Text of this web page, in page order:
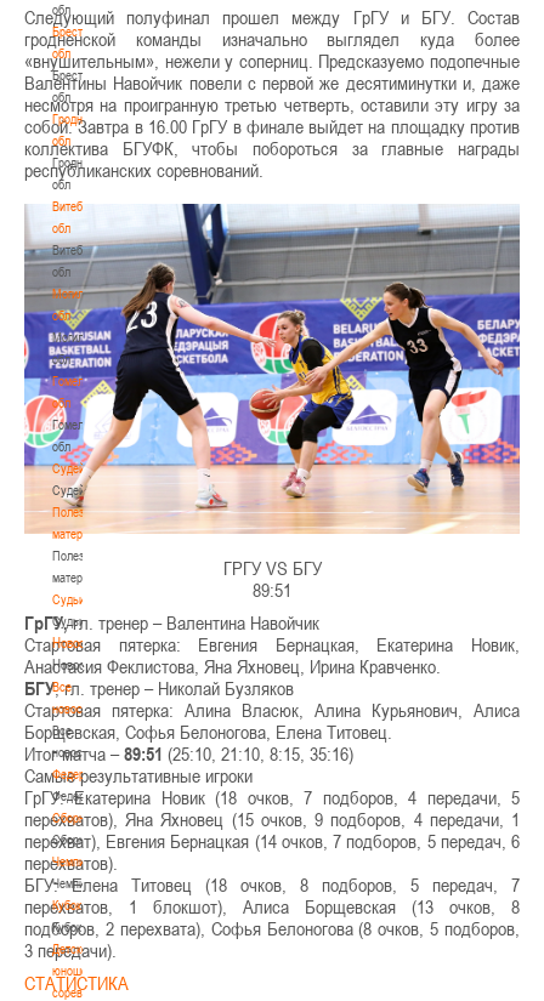
обл
Брестская
обл
Брестская
обл
Гродненская
обл
Гродненская
обл
Витебская
обл
Витебская
обл
Могилевская
обл
Могилевская
обл
Гомельская
обл
Гомельская
обл
Судейство
Судейство
Полезные
материалы
Полезные
материалы
Судьи
Судьи
Новости
Новости
Все
новости
Все
новости
Федерация
Федерация
Сборные
Сборные
Чемпионат
Чемпионат
Кубок
Кубок
Детско-
юношеские
соревнования
Следующий полуфинал прошел между ГрГУ и БГУ. Состав
гродненской команды изначально выглядел куда более
«внушительным», нежели у соперниц. Предсказуемо подопечные
Валентины Навойчик повели с первой же десятиминутки и, даже
несмотря на проигранную третью четверть, оставили эту игру за
собой. Завтра в 16.00 ГрГУ в финале выйдет на площадку против
коллектива БГУФК, чтобы побороться за главные награды
республиканских соревнований.
ГРГУ VS БГУ
89:51
ГрГУ,гл. тренер – Валентина Навойчик
Стартовая пятерка: Евгения Бернацкая, Екатерина Новик,
Анастасия Феклистова, Яна Яхновец, Ирина Кравченко.
БГУ, гл. тренер – Николай Бузляков
Стартовая пятерка: Алина Власюк, Алина Курьянович, Алиса
Борщевская, Софья Белоногова, Елена Титовец.
Итог матча –89:51 (25:10, 21:10, 8:15, 35:16)
Самые результативные игроки
ГрГУ: Екатерина Новик (18 очков, 7 подборов, 4 передачи, 5
перехватов), Яна Яхновец (15 очков, 9 подборов, 4 передачи, 1
перехват), Евгения Бернацкая (14 очков, 7 подборов, 5 передач, 6
перехватов).
БГУ: Елена Титовец (18 очков, 8 подборов, 5 передач, 7
перехватов, 1 блокшот), Алиса Борщевская (13 очков, 8
подборов, 2 перехвата), Софья Белоногова (8 очков, 5 подборов,
3 передачи).
СТАТИСТИКА